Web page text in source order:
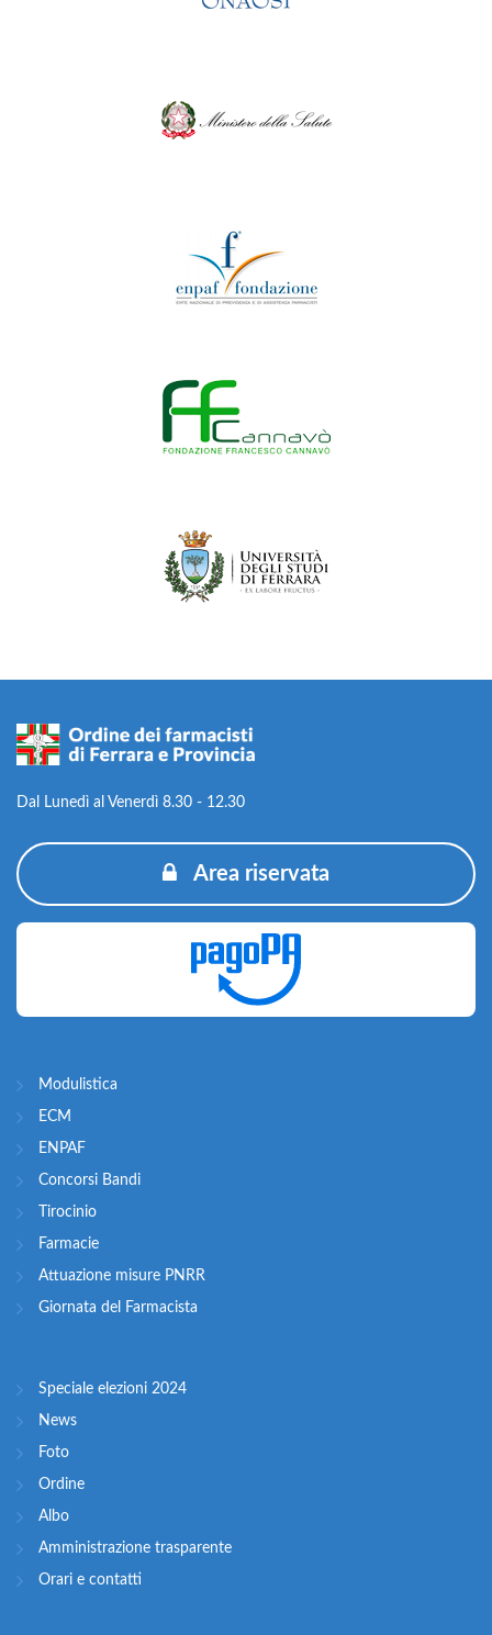
Dal Lunedì al Venerdì 8.30 - 12.30
Area riservata
Modulistica
ECM
ENPAF
Concorsi Bandi
Tirocinio
Farmacie
Attuazione misure PNRR
Giornata del Farmacista
Speciale elezioni 2024
News
Foto
Ordine
Albo
Amministrazione trasparente
Orari e contatti